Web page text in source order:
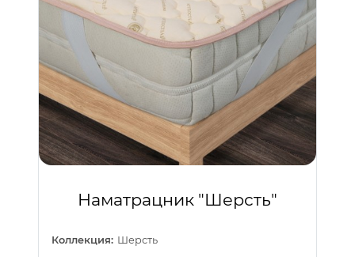
Наматрацник "Шерсть"
Коллекция: Шерсть